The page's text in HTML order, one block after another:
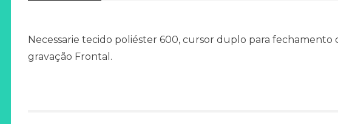
Necessarie tecido poliéster 600, cursor duplo para fechamento
gravação Frontal.